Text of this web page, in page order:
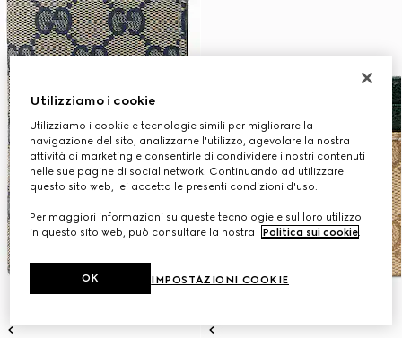
Utilizziamo i cookie
Utilizziamo i cookie e tecnologie simili per migliorare la
navigazione del sito, analizzarne l'utilizzo, agevolare la nostra
attività di marketing e consentirle di condividere i nostri contenuti
nelle sue pagine di social network. Continuando ad utilizzare
questo sito web, lei accetta le presenti condizioni d'uso.
Per maggiori informazioni su queste tecnologie e sul loro utilizzo
in questo sito web, può consultare la nostra
Politica sui cookie.
IMPOSTAZIONI COOKIE
OK